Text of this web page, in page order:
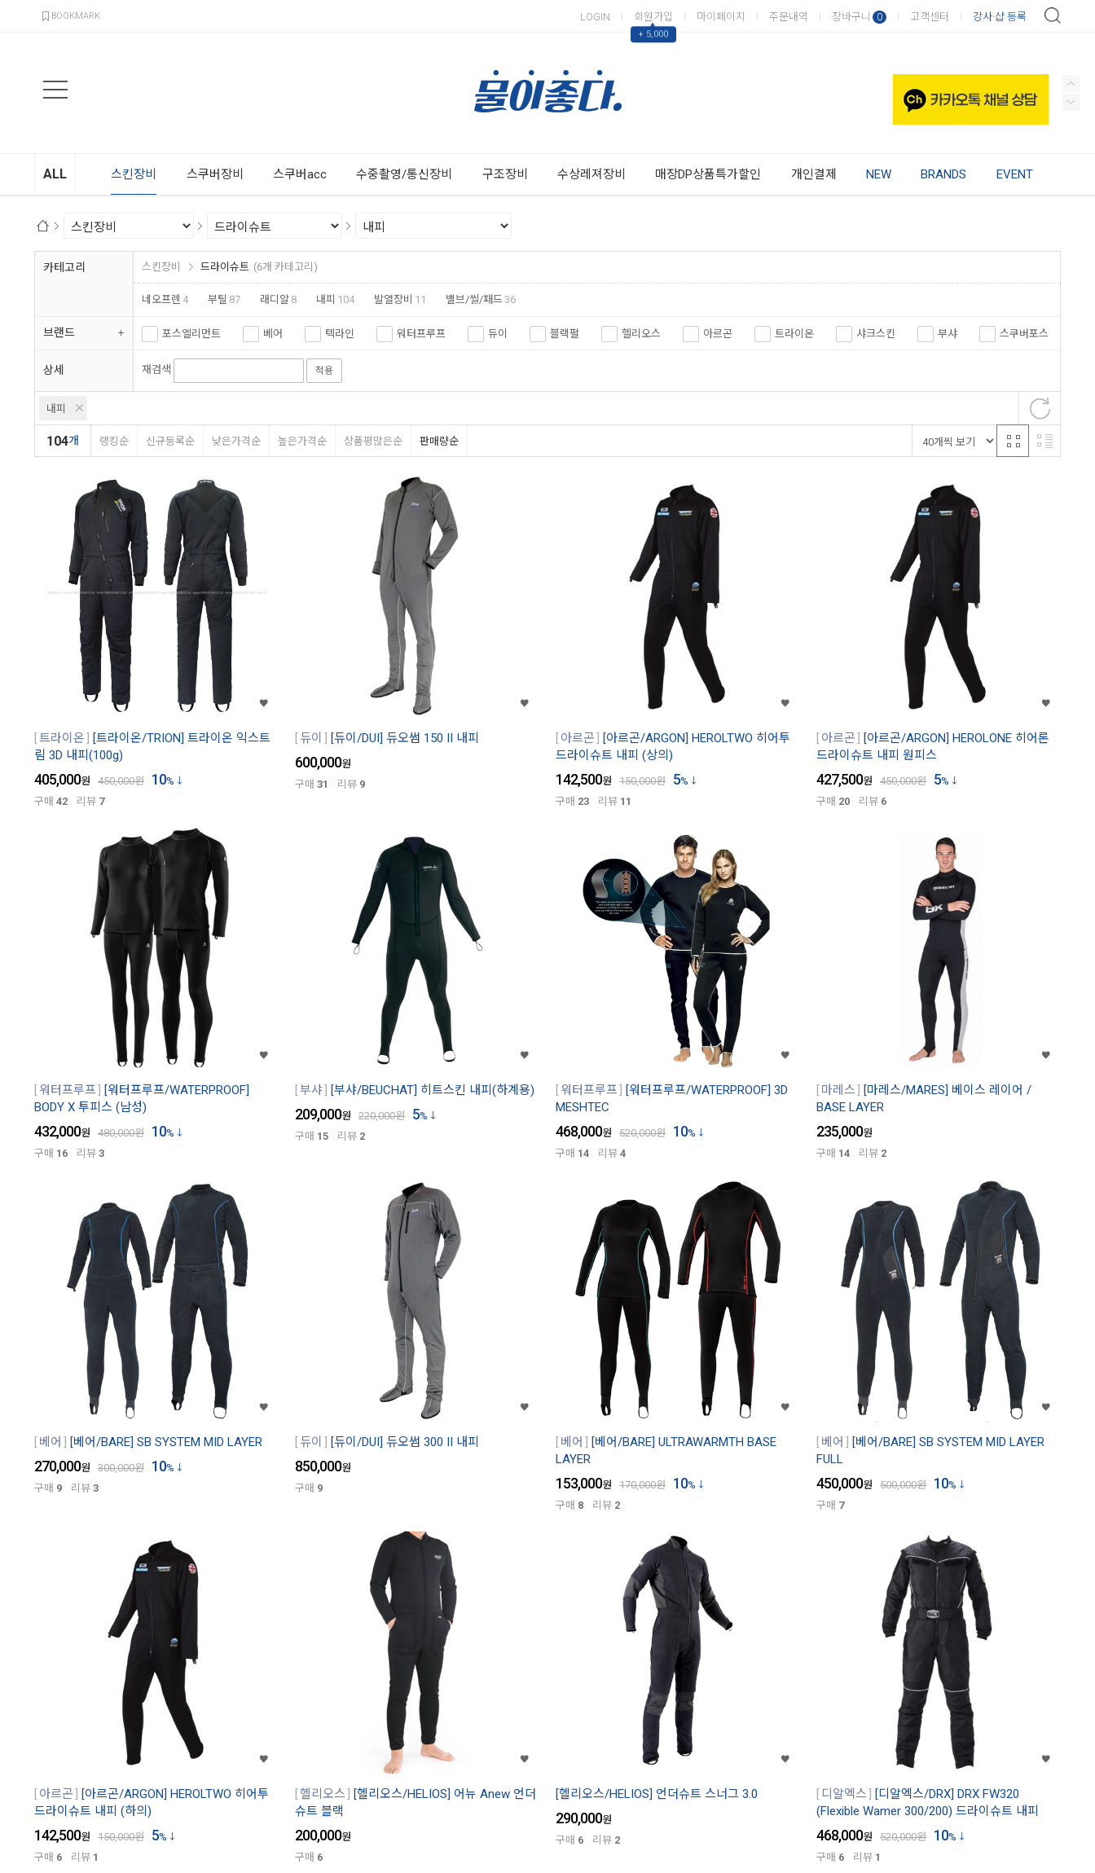
BOOKMARK LOGIN 회원가입
▲
+ 5,000
마이페이지 주문내역 장바구니 0 고객센터 강사·샵 등록
ALL 스킨장비 스쿠버장비 스쿠버acc 수중촬영/통신장비 구조장비 수상레져장비 매장DP상품특가할인 개인결제 NEW BRANDS EVENT
카테고리 스킨장비 드라이슈트 (6개 카테고리)
네오프렌 4 부틸 87 래디알 8 내피 104 발열장비 11 밸브/씰/패드 36
브랜드 포스엘리먼트 베어 텍라인 워터프루프 듀이 블랙펄 헬리오스 아르곤 트라이온 샤크스킨 부샤 스쿠버포스
마레스 유알슈트 디알엑스
상세 재검색 적용
내피
104개 랭킹순 신규등록순 낮은가격순 높은가격순 상품평많은순 판매량순
트라이온
[트라이온/TRION] 트라이온 익스트
림 3D 내피(100g)
405,000원 450,000원 10%
구매 42 리뷰 7
듀이 [듀이/DUI] 듀오썸 150 II 내피
600,000원
구매 31 리뷰 9
아르곤
[아르곤/ARGON] HEROLTWO 히어투
드라이슈트 내피 (상의)
142,500원 150,000원 5%
구매 23 리뷰 11
아르곤
[아르곤/ARGON] HEROLONE 히어론
드라이슈트 내피 원피스
427,500원 450,000원 5%
구매 20 리뷰 6
워터프루프
[워터프루프/WATERPROOF]
BODY X 투피스 (남성)
432,000원 480,000원 10%
구매 16 리뷰 3
부샤 [부샤/BEUCHAT] 히트스킨 내피(하계용)
209,000원 220,000원 5%
구매 15 리뷰 2
워터프루프
[워터프루프/WATERPROOF] 3D
MESHTEC
468,000원 520,000원 10%
구매 14 리뷰 4
마레스
[마레스/MARES] 베이스 레이어 /
BASE LAYER
235,000원
구매 14 리뷰 2
베어 [베어/BARE] SB SYSTEM MID LAYER
270,000원 300,000원 10%
구매 9 리뷰 3
듀이 [듀이/DUI] 듀오썸 300 II 내피
850,000원
구매 9
베어
[베어/BARE] ULTRAWARMTH BASE
LAYER
153,000원 170,000원 10%
구매 8 리뷰 2
베어
[베어/BARE] SB SYSTEM MID LAYER
FULL
450,000원 500,000원 10%
구매 7
아르곤
[아르곤/ARGON] HEROLTWO 히어투
드라이슈트 내피 (하의)
142,500원 150,000원 5%
구매 6 리뷰 1
헬리오스
[헬리오스/HELIOS] 어뉴 Anew 언더
슈트 블랙
200,000원
구매 6
[헬리오스/HELIOS] 언더슈트 스너그 3.0
290,000원
구매 6 리뷰 2
디알엑스
[디알엑스/DRX] DRX FW320
(Flexible Wamer 300/200) 드라이슈트 내피
468,000원 520,000원 10%
구매 6 리뷰 1